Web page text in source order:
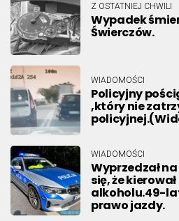
Z OSTATNIEJ CHWILI
Wypadek
Świerczów.
WIADOMOŚCI
Policyjny
,który nie
WIADOMOŚCI
Wyprzedzał
się, że
alkoholu.49-
prawo jazdy.